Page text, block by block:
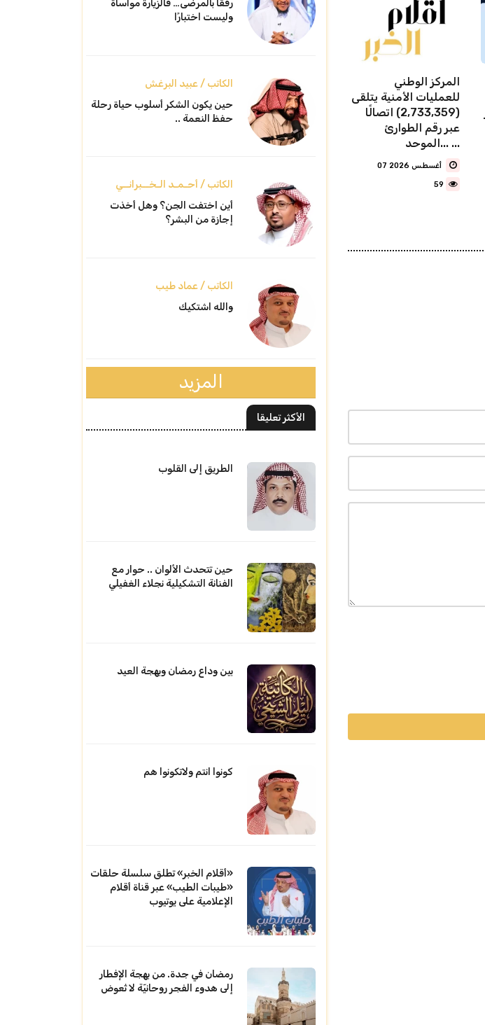
المركز الوطني
للعمليات الأمنية يتلقى
(2,733,359) اتصالًا
عبر رقم الطوارئ
الموحد... ...
59
رفقًا بالمرضى… فالزيارة مواساة
وليست اختبارًا
الكاتب / عبيد البرغش
حين يكون الشكر أسلوب حياة رحلة
حفظ النعمة ..
الكاتب / أحـمـد الـخــبرانــي
أين اختفت الجن؟ وهل أخذت
إجازة من البشر؟
الكاتب / عماد طيب
والله اشتكيك
المزيد
الأكثر تعليقا
الطريق إلى القلوب
حين تتحدث الألوان .. حوار مع
الفنانة التشكيلية نجلاء الغفيلي
بين وداع رمضان وبهجة العيد
كونوا انتم ولاتكونوا هم
«أقلام الخبر» تطلق سلسلة حلقات
«طيبات الطيب» عبر قناة أقلام
الإعلامية على يوتيوب
رمضان في جدة. من بهجة الإفطار
إلى هدوء الفجر روحانيّة لا تُعوض